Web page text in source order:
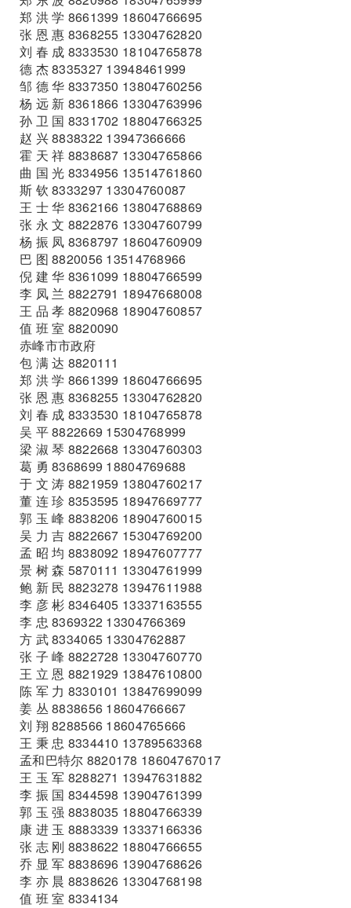
郑 洪 学 8661399 18604766695
张 恩 惠 8368255 13304762820
刘 春 成 8333530 18104765878
德 杰 8335327 13948461999
邹 德 华 8337350 13804760256
杨 远 新 8361866 13304763996
孙 卫 国 8331702 18804766325
赵 兴 8838322 13947366666
霍 天 祥 8838687 13304765866
曲 国 光 8334956 13514761860
斯 钦 8333297 13304760087
王 士 华 8362166 13804768869
张 永 文 8822876 13304760799
杨 振 凤 8368797 18604760909
巴 图 8820056 13514768966
倪 建 华 8361099 18804766599
李 凤 兰 8822791 18947668008
王 品 孝 8820968 18904760857
值 班 室 8820090
赤峰市市政府
包 满 达 8820111
郑 洪 学 8661399 18604766695
张 恩 惠 8368255 13304762820
刘 春 成 8333530 18104765878
吴 平 8822669 15304768999
梁 淑 琴 8822668 13304760303
葛 勇 8368699 18804769688
于 文 涛 8821959 13804760217
董 连 珍 8353595 18947669777
郭 玉 峰 8838206 18904760015
吴 力 吉 8822667 15304769200
孟 昭 均 8838092 18947607777
景 树 森 5870111 13304761999
鲍 新 民 8823278 13947611988
李 彦 彬 8346405 13337163555
李 忠 8369322 13304766369
方 武 8334065 13304762887
张 子 峰 8822728 13304760770
王 立 恩 8821929 13847610800
陈 军 力 8330101 13847699099
姜 丛 8838656 18604766667
刘 翔 8288566 18604765666
王 秉 忠 8334410 13789563368
孟和巴特尔 8820178 18604767017
王 玉 军 8288271 13947631882
李 振 国 8344598 13904761399
郭 玉 强 8838035 18804766339
康 进 玉 8883339 13337166336
张 志 刚 8838622 18804766655
乔 显 军 8838696 13904768626
李 亦 晨 8838626 13304768198
值 班 室 8334134